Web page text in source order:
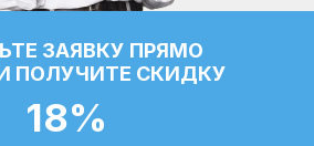
ЗАЯВКУ ПРЯМО
ПОЛУЧИТЕ СКИДКУ
18%